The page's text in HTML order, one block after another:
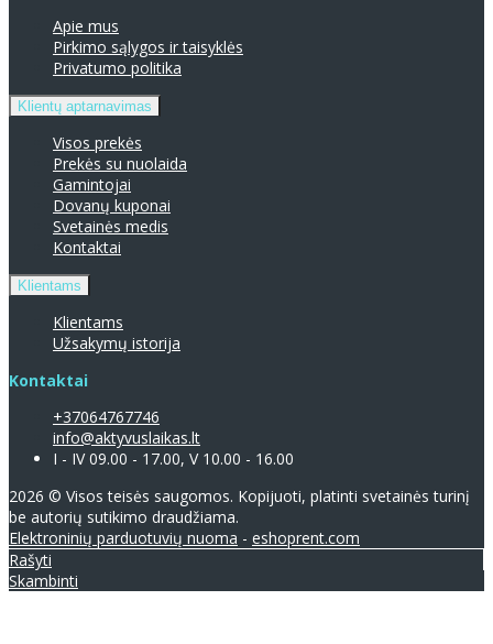
Apie mus
Pirkimo sąlygos ir taisyklės
Privatumo politika
Klientų aptarnavimas
Visos prekės
Prekės su nuolaida
Gamintojai
Dovanų kuponai
Svetainės medis
Kontaktai
Klientams
Klientams
Užsakymų istorija
Kontaktai
+37064767746
info@aktyvuslaikas.lt
I - IV 09.00 - 17.00, V 10.00 - 16.00
2026 © Visos teisės saugomos. Kopijuoti, platinti svetainės turinį
be autorių sutikimo draudžiama.
Elektroninių parduotuvių nuoma - eshoprent.com
Rašyti
Skambinti